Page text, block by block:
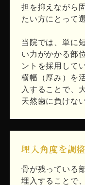
担を抑えながら
たい方にとって
当院では、単に
い力がかかる部
ントを採用して
横幅（厚み）を
入することで、
天然歯に負けな
埋入角度を調
骨が残っている
埋入することで